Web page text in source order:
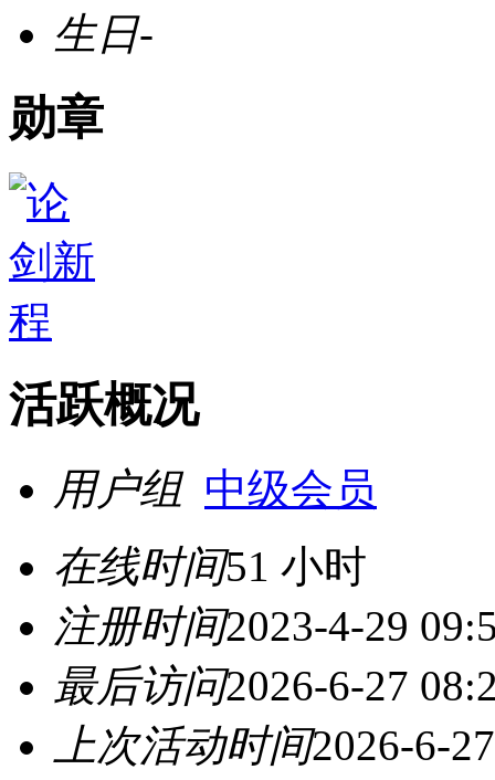
生日-
勋章
活跃概况
用户组 中级会员
在线时间51 小时
注册时间2023-4-29
最后访问2026-6-27
上次活动时间2026-6-